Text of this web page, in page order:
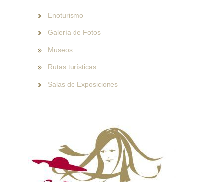
Enoturismo
Galería de Fotos
Museos
Rutas turísticas
Salas de Exposiciones